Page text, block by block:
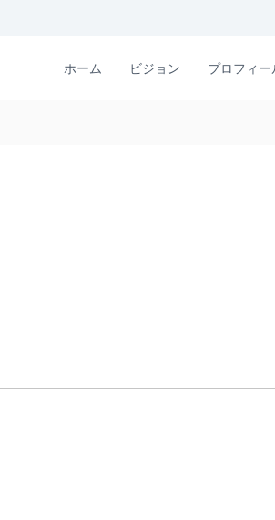
ホーム ビジョン プロフィー